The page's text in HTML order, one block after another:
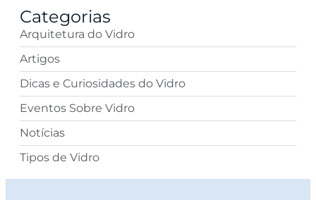
Categorias
Arquitetura do Vidro
Artigos
Dicas e Curiosidades do Vidro
Eventos Sobre Vidro
Notícias
Tipos de Vidro